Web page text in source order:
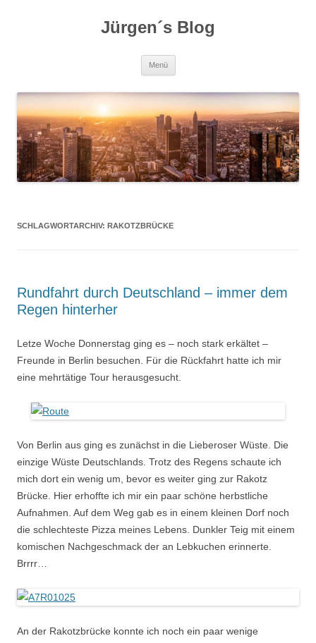
Jürgen´s Blog
Menü
SCHLAGWORTARCHIV: RAKOTZBRÜCKE
Rundfahrt durch Deutschland – immer dem
Regen hinterher
Letze Woche Donnerstag ging es – noch stark erkältet –
Freunde in Berlin besuchen. Für die Rückfahrt hatte ich mir
eine mehrtätige Tour herausgesucht.
Von Berlin aus ging es zunächst in die Lieberoser Wüste. Die
einzige Wüste Deutschlands. Trotz des Regens schaute ich
mich dort ein wenig um, bevor es weiter ging zur Rakotz
Brücke. Hier erhoffte ich mir ein paar schöne herbstliche
Aufnahmen. Auf dem Weg gab es in einem kleinen Dorf noch
die schlechteste Pizza meines Lebens. Dunkler Teig mit einem
komischen Nachgeschmack der an Lebkuchen erinnerte.
Brrrr…
An der Rakotzbrücke konnte ich noch ein paar wenige